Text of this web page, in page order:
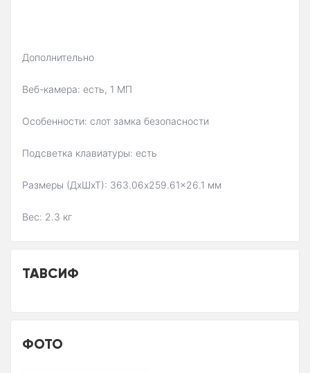
Дополнительно
Веб-камера: есть, 1 МП
Особенности: слот замка безопасности
Подсветка клавиатуры: есть
Размеры (ДхШхТ): 363.06x259.61x26.1 мм
Вес: 2.3 кг
ТАВСИФ
ФОТО